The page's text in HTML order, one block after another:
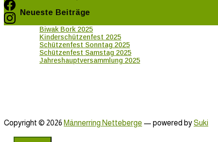
Facebook
Instagram
Neueste Beiträge
Biwak Bork 2025
Kinderschützenfest 2025
Schützenfest Sonntag 2025
Schützenfest Samstag 2025
Jahreshauptversammlung 2025
Copyright © 2026 Männerring Netteberge — powered bySuki